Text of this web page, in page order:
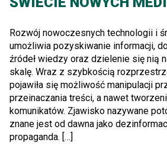
Rozwój nowoczesnych technologii i
umożliwia pozyskiwanie informacji,
źródeł wiedzy oraz dzielenie się nią
skalę. Wraz z szybkością
pojawiła się możliwość manipulacji
przeinaczania treści, a nawet
komunikatów. Zjawisko nazywane
znane jest od dawna jako
propaganda. […]